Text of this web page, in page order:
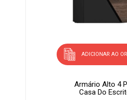
ADICIONAR AO
Armário Alto 4
Casa Do